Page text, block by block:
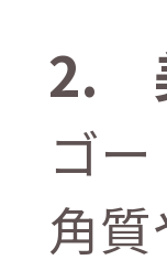
2.
ゴ
角